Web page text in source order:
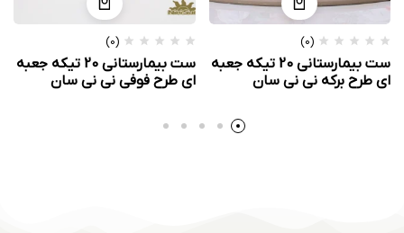
(0)
ست بیمارستانی 20 تیکه جعبه
ای طرح برکه نی نی سان
(0)
ست بیمارستانی 20 تیکه جعبه
ای طرح فوفی نی نی سان